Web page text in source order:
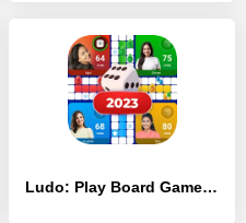
Ludo: Play Board Game Online - [MOD Бесконечные монеты]